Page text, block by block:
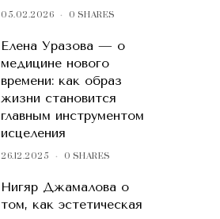
05.02.2026 0 SHARES
Елена Уразова — о
медицине нового
времени: как образ
жизни становится
главным инструментом
исцеления
26.12.2025 0 SHARES
Нигяр Джамалова о
том, как эстетическая